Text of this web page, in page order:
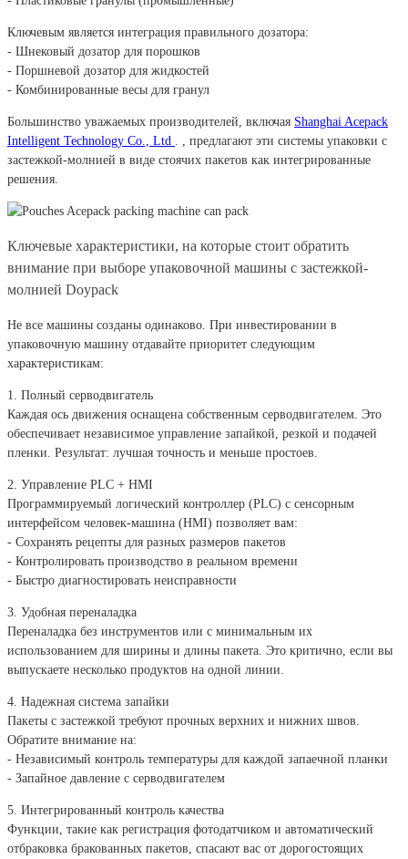
Ключевым является интеграция правильного дозатора:
- Шнековый дозатор для порошков
- Поршневой дозатор для жидкостей
- Комбинированные весы для гранул
Большинство уважаемых производителей, включая Shanghai Acepack
Intelligent Technology Co., Ltd
. , предлагают эти системы упаковки с
застежкой-молнией в виде стоячих пакетов как интегрированные
решения.
Ключевые характеристики, на которые стоит обратить
внимание при выборе упаковочной машины с застежкой-
молнией Doypack
Не все машины созданы одинаково. При инвестировании в
упаковочную машину отдавайте приоритет следующим
характеристикам:
1. Полный серводвигатель
Каждая ось движения оснащена собственным серводвигателем. Это
обеспечивает независимое управление запайкой, резкой и подачей
пленки. Результат: лучшая точность и меньше простоев.
2. Управление PLC + HMI
Программируемый логический контроллер (PLC) с сенсорным
интерфейсом человек-машина (HMI) позволяет вам:
- Сохранять рецепты для разных размеров пакетов
- Контролировать производство в реальном времени
- Быстро диагностировать неисправности
3. Удобная переналадка
Переналадка без инструментов или с минимальным их
использованием для ширины и длины пакета. Это критично, если вы
выпускаете несколько продуктов на одной линии.
4. Надежная система запайки
Пакеты с застежкой требуют прочных верхних и нижних швов.
Обратите внимание на:
- Независимый контроль температуры для каждой запаечной планки
- Запайное давление с серводвигателем
5. Интегрированный контроль качества
Функции, такие как регистрация фотодатчиком и автоматический
отбраковка бракованных пакетов, спасают вас от дорогостоящих